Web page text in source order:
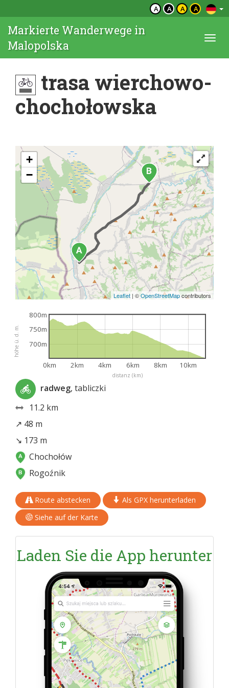
A A A A
Markierte Wanderwege in
Malopolska
trasa wierchowo-
chochołowska
+
−
Leaflet | ©OpenStreetMapcontributors
distanz (km)
höhe ü. d. m.
0km 2km 4km 6km 8km 10km
700m
750m
800m
radweg, tabliczki
11.2 km
↗ 48 m
↘ 173 m
Chochołów
Rogoźnik
Route abstecken
Als GPX herunterladen
Siehe auf der Karte
Laden Sie die App herunter